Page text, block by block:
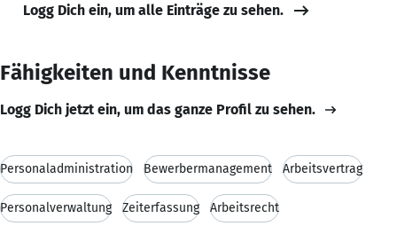
Logg Dich ein, um alle Einträge zu sehen.
Fähigkeiten und Kenntnisse
Logg Dich jetzt ein, um das ganze Profil zu sehen.
Personaladministration Bewerbermanagement Arbeitsvertrag
Personalverwaltung Zeiterfassung Arbeitsrecht